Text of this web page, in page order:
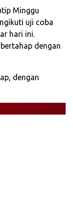
Minggu
uji coba
hari ini.
dengan
dengan